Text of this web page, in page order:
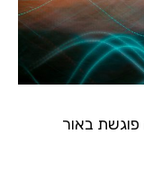
באור